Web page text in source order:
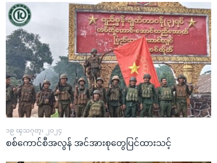
၁၉ ၾသဂုတ္၊ ၂၀၂၄
စစ်ကောင်စီအလွန် အင်အားစုတွေပြင်ထားသင့်